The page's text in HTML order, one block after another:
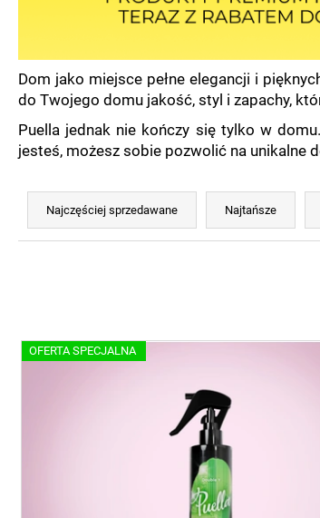
Dom jako miejsce pełne elegancji i
do Twojego domu jakość, styl i zapachy,
Puella jednak nie kończy się tylko w
jesteś, możesz sobie pozwolić na unikalne
S
r
n
Najczęściej sprzedawane Najtańsze
L
i OFERTA SPECJALNA